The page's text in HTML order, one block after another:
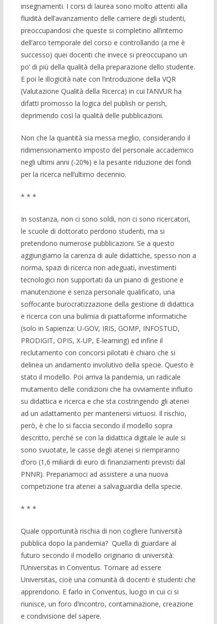
insegnamenti. I corsi di laurea sono molto attenti alla
fluidità dell’avanzamento delle carriere degli studenti,
preoccupandosi che queste si completino all’interno
dell’arco temporale del corso e controllando (a me è
successo) quei docenti che invece si preoccupano un
po’ di più della qualità della preparazione dello studente.
E poi le illogicità nate con l’introduzione della VQR
(Valutazione Qualità della Ricerca) in cui l’ANVUR ha
difatti promosso la logica del publish or perish,
deprimendo così la qualità delle pubblicazioni.
Non che la quantità sia messa meglio, considerando il
ridimensionamento imposto del personale accademico
negli ultimi anni (-20%) e la pesante riduzione dei fondi
per la ricerca nell’ultimo decennio.
* * *
In sostanza, non ci sono soldi, non ci sono ricercatori,
le scuole di dottorato perdono studenti, ma si
pretendono numerose pubblicazioni. Se a questo
aggiungiamo la carenza di aule didattiche, spesso non a
norma, spazi di ricerca non adeguati, investimenti
tecnologici non supportati da un piano di gestione e
manutenzione e senza personale qualificato, una
soffocante burocratizzazione della gestione di didattica
e ricerca con una bulimia di piattaforme informatiche
(solo in Sapienza: U-GOV, IRIS, GOMP, INFOSTUD,
PRODIGIT, OPIS, X-UP, E-learning) ed infine il
reclutamento con concorsi pilotati è chiaro che si
delinea un andamento involutivo della specie. Questo è
stato il modello. Poi arriva la pandemia, un radicale
mutamento delle condizioni che ha ovviamente influito
su didattica e ricerca e che sta costringendo gli atenei
ad un adattamento per mantenersi virtuosi. Il rischio,
però, è che lo si faccia secondo il modello sopra
descritto, perché se con la didattica digitale le aule si
sono svuotate, le casse degli atenei si riempiranno
d’oro (1,6 miliardi di euro di finanziamenti previsti dal
PNNR). Prepariamoci ad assistere a una nuova
competizione tra atenei a salvaguardia della specie.
* * *
Quale opportunità rischia di non cogliere l’università
pubblica dopo la pandemia? Quella di guardare al
futuro secondo il modello originario di università:
l’Universitas in Conventus. Tornare ad essere
Universitas, cioè una comunità di docenti e studenti che
apprendono. E farlo in Conventus, luogo in cui ci si
riunisce, un foro d’incontro, contaminazione, creazione
e condivisione del sapere.